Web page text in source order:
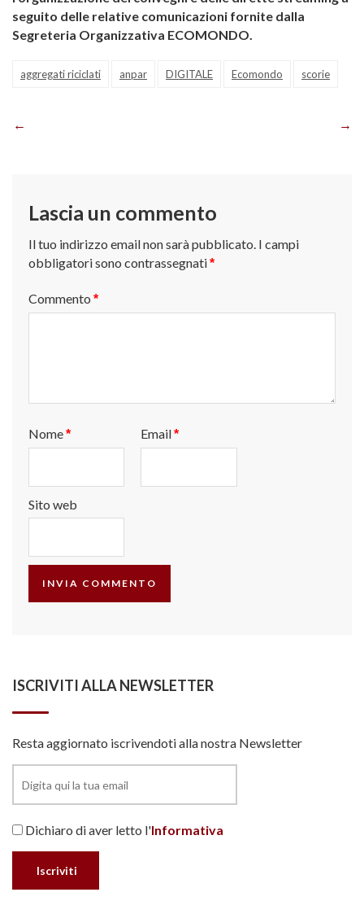
seguito delle relative comunicazioni fornite dalla
Segreteria Organizzativa ECOMONDO.
aggregati riciclati anpar DIGITALE Ecomondo scorie
Navigazione
Lascia un commento
Il tuo indirizzo email non sarà pubblicato. I campi
obbligatori sono contrassegnati*
Commento *
Nome* Email*
Sito web
ISCRIVITI ALLA NEWSLETTER
Resta aggiornato iscrivendoti alla nostra Newsletter
Dichiaro di aver letto l'Informativa